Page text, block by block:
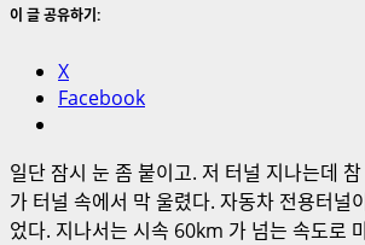
이 글 공유하기:
X
Facebook
일단 잠시 눈 좀 붙이고. 저 터널 지나는데
가 터널 속에서 막 울렸다. 자동차 전용터널
었다. 지나서는 시속 60km 가 넘는 속도로